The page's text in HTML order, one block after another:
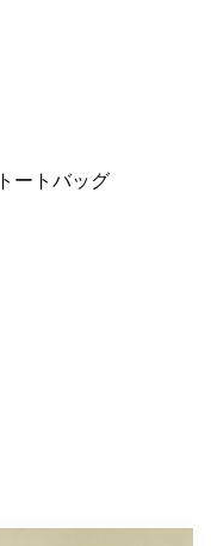
ートバッグ